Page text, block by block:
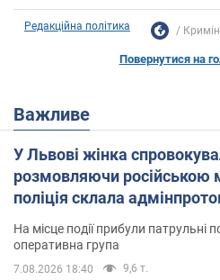
Редакційна політика
Повернутися на
Важливе
У Львові жінка
розмовляючи російською
поліція склала
На місце події прибули патрульні
оперативна група
7.08.2026 18:40 9,6 т.